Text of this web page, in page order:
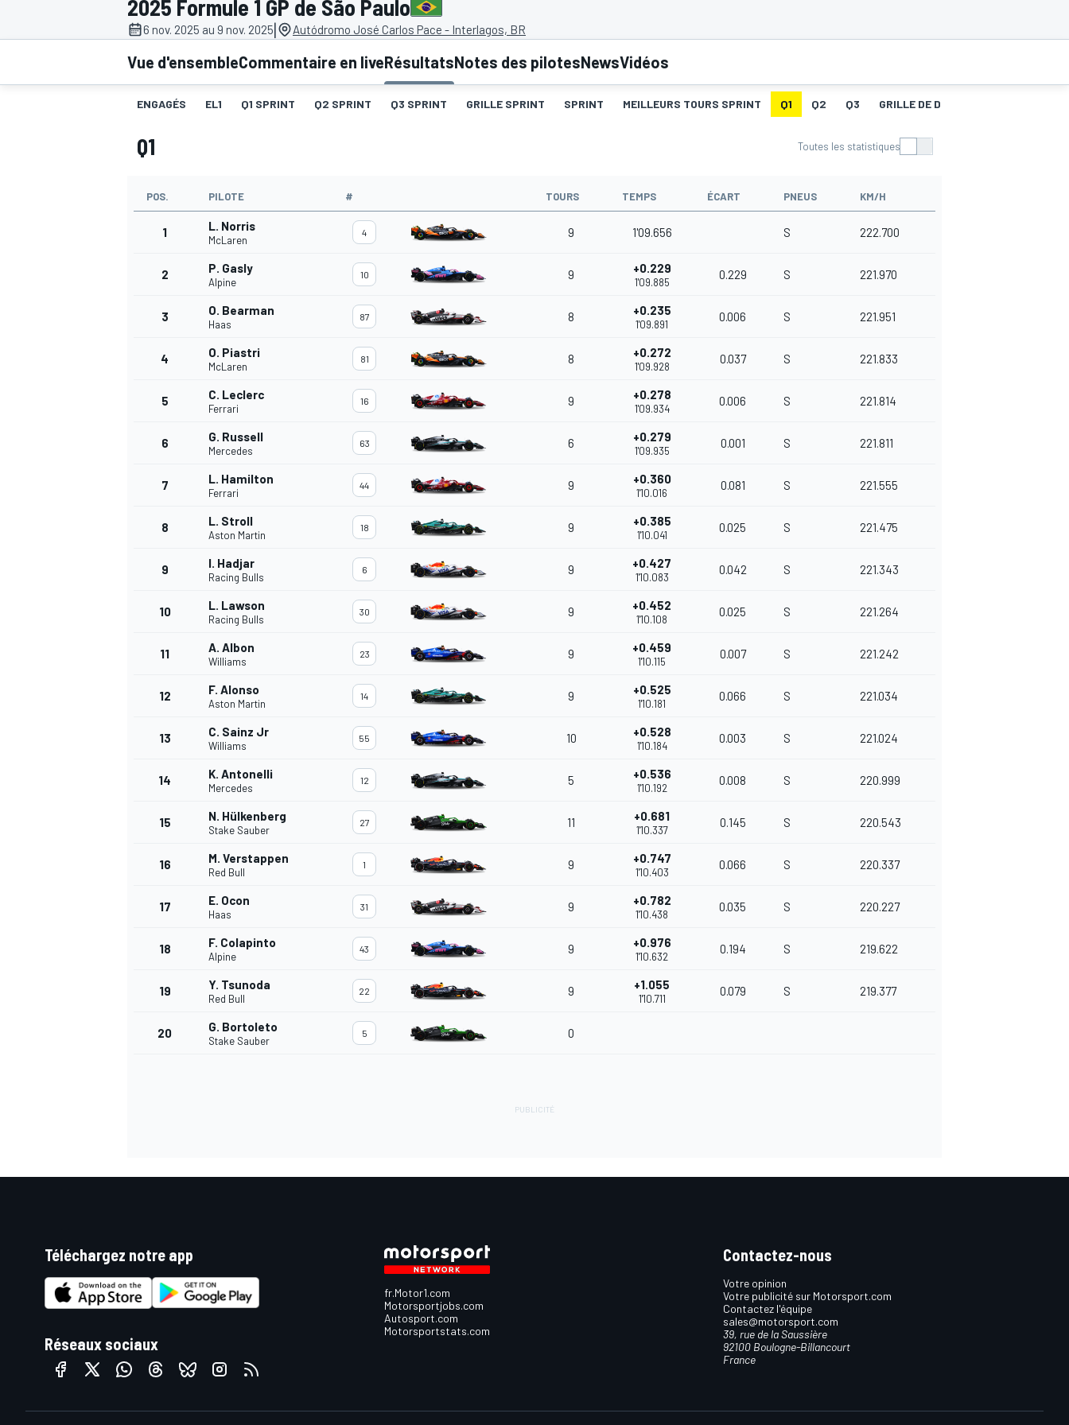
2025 Formule 1 GP de São Paulo
6 nov. 2025 au 9 nov. 2025| Autódromo José Carlos Pace - Interlagos, BR
Vue d'ensembleCommentaire en liveRésultatsNotes des pilotesNewsVidéos
ENGAGÉS EL1 Q1 SPRINT Q2 SPRINT Q3 SPRINT GRILLE SPRINT SPRINT MEILLEURS TOURS SPRINT Q1 Q2 Q3 GRILLE DE DÉPART
Q1 Toutes les statistiques
POS. PILOTE # TOURS TEMPS ÉCART PNEUS KM/H
1 L. Norris
McLaren
4 9 1'09.656 S 222.700
2 P. Gasly
Alpine
10 9 +0.229
1'09.885
0.229 S 221.970
3 O. Bearman
Haas
87 8 +0.235
1'09.891
0.006 S 221.951
4 O. Piastri
McLaren
81 8 +0.272
1'09.928
0.037 S 221.833
5 C. Leclerc
Ferrari
16 9 +0.278
1'09.934
0.006 S 221.814
6 G. Russell
Mercedes
63 6 +0.279
1'09.935
0.001 S 221.811
7 L. Hamilton
Ferrari
44 9 +0.360
1'10.016
0.081 S 221.555
8 L. Stroll
Aston Martin
18 9 +0.385
1'10.041
0.025 S 221.475
9 I. Hadjar
Racing Bulls
6 9 +0.427
1'10.083
0.042 S 221.343
10 L. Lawson
Racing Bulls
30 9 +0.452
1'10.108
0.025 S 221.264
11 A. Albon
Williams
23 9 +0.459
1'10.115
0.007 S 221.242
12 F. Alonso
Aston Martin
14 9 +0.525
1'10.181
0.066 S 221.034
13 C. Sainz Jr
Williams
55 10 +0.528
1'10.184
0.003 S 221.024
14 K. Antonelli
Mercedes
12 5 +0.536
1'10.192
0.008 S 220.999
15 N. Hülkenberg
Stake Sauber
27 11 +0.681
1'10.337
0.145 S 220.543
16 M. Verstappen
Red Bull
1 9 +0.747
1'10.403
0.066 S 220.337
17 E. Ocon
Haas
31 9 +0.782
1'10.438
0.035 S 220.227
18 F. Colapinto
Alpine
43 9 +0.976
1'10.632
0.194 S 219.622
19 Y. Tsunoda
Red Bull
22 9 +1.055
1'10.711
0.079 S 219.377
20 G. Bortoleto
Stake Sauber
5 0
Téléchargez notre app
Réseaux sociaux
fr.Motor1.com
Motorsportjobs.com
Autosport.com
Motorsportstats.com
Contactez-nous
Votre opinion
Votre publicité sur Motorsport.com
Contactez l'équipe
sales@motorsport.com
39, rue de la Saussière
92100 Boulogne-Billancourt
France